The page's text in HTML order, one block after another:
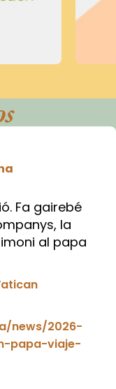
Fa gairebé
la
al papa
news/2026-
papa-viaje-